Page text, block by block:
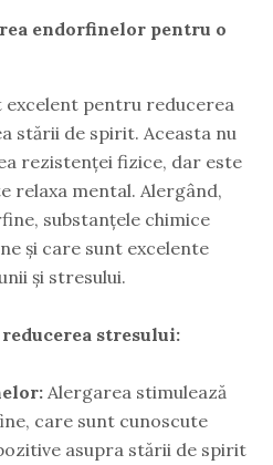
endorfinelor pentru o
pentru reducerea
stării de spirit. Aceasta nu
rezistenței fizice, dar este
relaxa mental. Alergând,
substanțele chimice
și care sunt excelente
și stresului.
stresului:
Alergarea stimulează
care sunt cunoscute
asupra stării de spirit